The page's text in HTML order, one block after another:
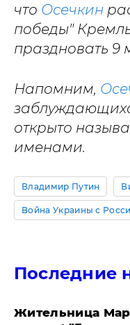
что Осечкин
победы"
праздновать 9
Напомним,
открыто
именами.
Владимир Путин
Война Украины с
Последние
Жительница